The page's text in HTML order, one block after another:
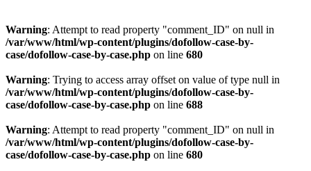
Warning: Attempt to read property "comment_ID" on null in
/var/www/html/wp-content/plugins/dofollow-case-by-
case/dofollow-case-by-case.php on line 680
Warning: Trying to access array offset on value of type null in
/var/www/html/wp-content/plugins/dofollow-case-by-
case/dofollow-case-by-case.php on line 688
Warning: Attempt to read property "comment_ID" on null in
/var/www/html/wp-content/plugins/dofollow-case-by-
case/dofollow-case-by-case.php on line 680